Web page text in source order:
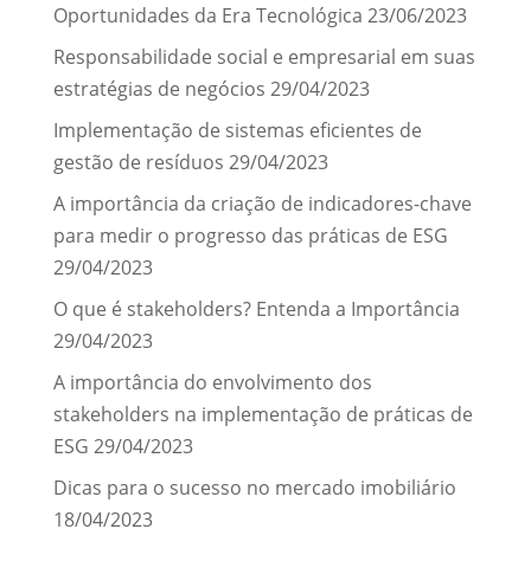
Oportunidades da Era Tecnológica 23/06/2023
Responsabilidade social e empresarial em suas
estratégias de negócios 29/04/2023
Implementação de sistemas eficientes de
gestão de resíduos 29/04/2023
A importância da criação de indicadores-chave
para medir o progresso das práticas de ESG
29/04/2023
O que é stakeholders? Entenda a Importância
29/04/2023
A importância do envolvimento dos
stakeholders na implementação de práticas de
ESG 29/04/2023
Dicas para o sucesso no mercado imobiliário
18/04/2023